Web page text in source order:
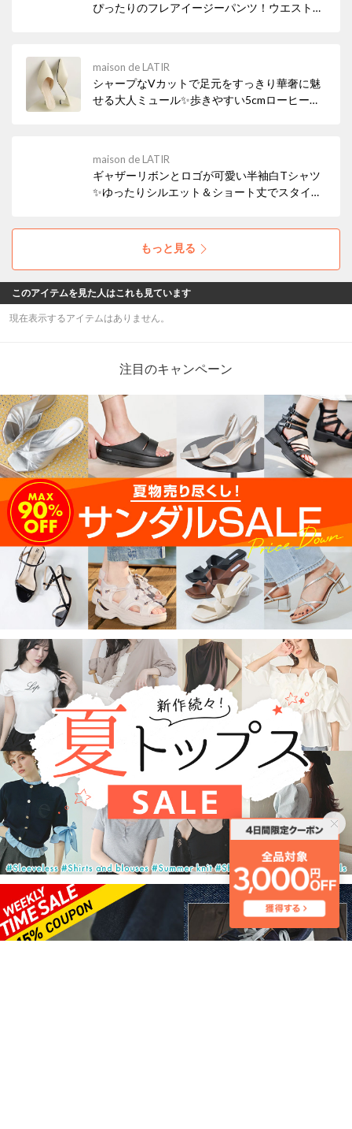
ぴったりのフレアイージーパンツ！ウエストゴ
夏必見の全11色展開アイテムです✨
maison de LATIR
シャープなVカットで足元をすっきり華奢に魅
せる大人ミュール✨歩きやすい5cmローヒール
プラスする、一足持っておきたい優秀パンプス
です。
maison de LATIR
ギャザーリボンとロゴが可愛い半袖白Tシャツ
✨ゆったりシルエット＆ショート丈でスタイル
たりです。イージーケア素材でお手入れも楽々
♪夏のおしゃれを思い切り楽しもう！
もっと見る
このアイテムを見た人はこれも見ています
現在表示するアイテムはありません。
注目のキャンペーン